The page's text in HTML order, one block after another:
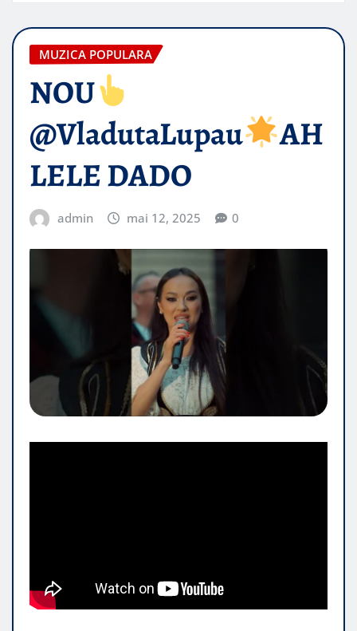
MUZICA POPULARA
NOU
@VladutaLupau
AH
LELE DADO
admin mai 12, 2025 0